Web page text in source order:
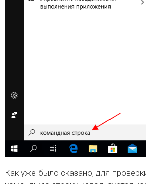
Как уже было сказано, для